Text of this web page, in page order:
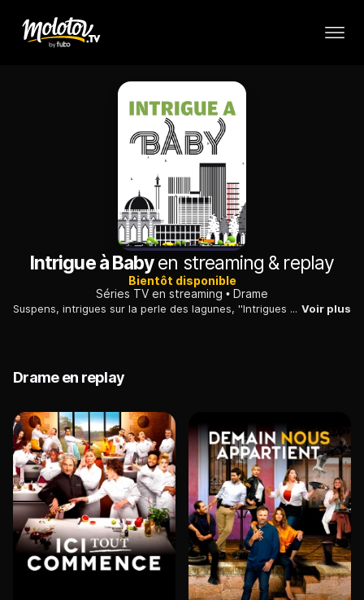
Intrigue à Babyen streaming & replay
Bientôt disponible
Séries TV en streaming
Drame
Suspens, intrigues sur la perle des lagunes, ''Intrigues à Babi''. Voir plus
Drame en replay